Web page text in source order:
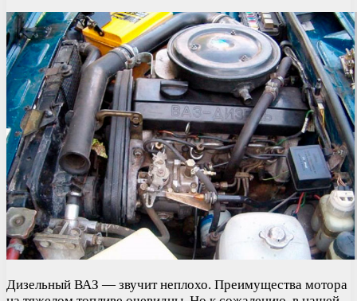
Дизельный ВАЗ — звучит неплохо. Преимущества мотора